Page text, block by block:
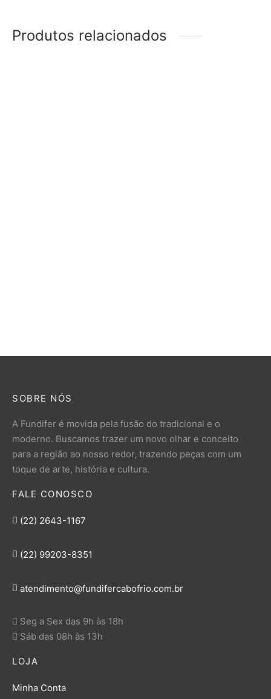
Produtos relacionados
SOBRE NÓS
A Fundifer é movida pela fusão do tradicional e o
moderno. Buscamos trazer um novo olhar e conceito
para a região ao nosso redor, trazendo peças com um
toque de arte, história e cultura.
FALE CONOSCO
(22) 2643-1167
(22) 99203-8351
atendimento@fundifercabofrio.com.br
Seg a Sex das 9h às 18h
Sáb das 08h às 13h
LOJA
Minha Conta